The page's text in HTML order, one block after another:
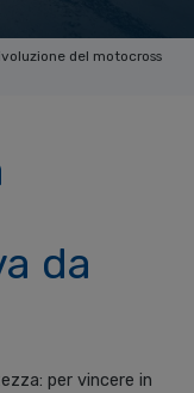
del motocross
da
per vincere in